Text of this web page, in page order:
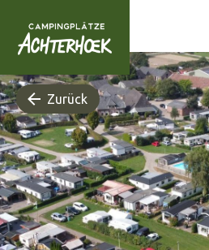
Zurück